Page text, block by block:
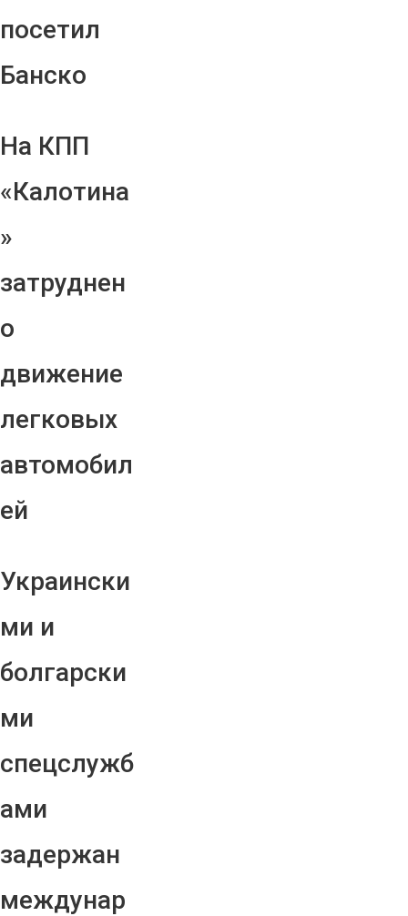
посетил
Банско
На КПП
«Калотина
»
затруднен
о
движение
легковых
автомобил
ей
Украински
ми и
болгарски
ми
спецслужб
ами
задержан
междунар